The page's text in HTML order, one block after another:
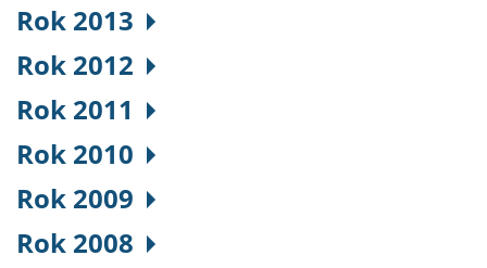
Rok 2013
Rok 2012
Rok 2011
Rok 2010
Rok 2009
Rok 2008